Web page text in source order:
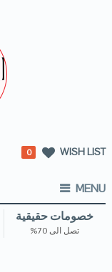
WISH LIST
0
MENU
خصومات حقيقية
تصل الى 70%